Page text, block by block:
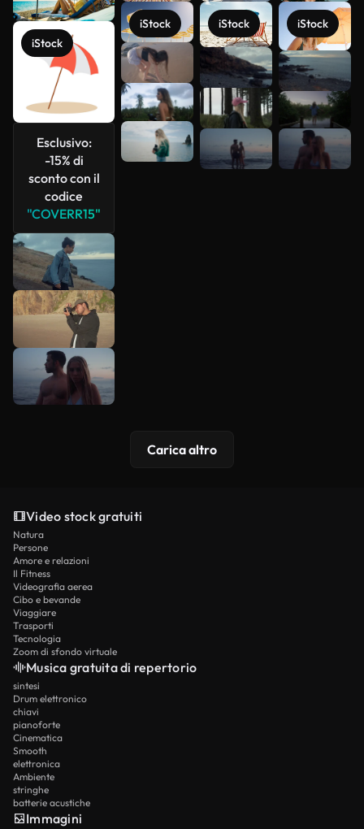
iStock
Esclusivo:
-15% di
sconto con il
codice
"COVERR15"
iStock iStock iStock
Scopri di
più
Carica altro
Video stock gratuiti
Natura
Persone
Amore e relazioni
Il Fitness
Videografia aerea
Cibo e bevande
Viaggiare
Trasporti
Tecnologia
Zoom di sfondo virtuale
Musica gratuita di repertorio
sintesi
Drum elettronico
chiavi
pianoforte
Cinematica
Smooth
elettronica
Ambiente
stringhe
batterie acustiche
Immagini